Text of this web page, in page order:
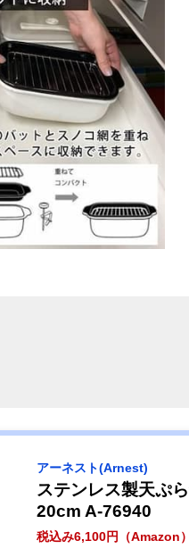
アーネスト(Arnest)
ステンレス製天ぷ
20cm A-76940
税込み6,100円（Amazon）